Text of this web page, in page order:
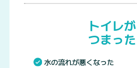
トイレが
つまった
水の流れが悪くなった